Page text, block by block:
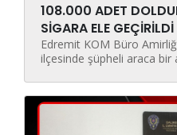
108.000 ADET
SİGARA ELE GEÇİRİLDİ
Edremit KOM Büro
ilçesinde şüpheli araca bir